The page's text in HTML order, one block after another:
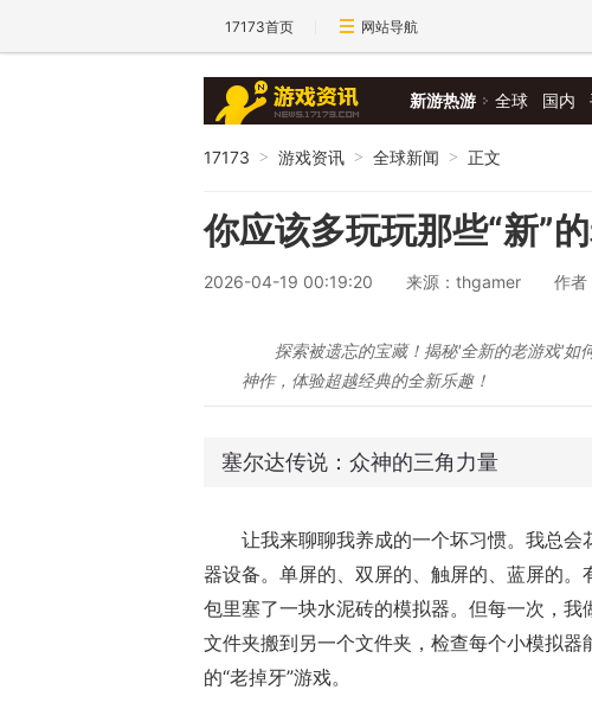
17173首页 网站导航
新游热游 全球 国内
17173 > 游戏资讯 > 全球新闻 > 正文
你应该多玩玩那些“新”
2026-04-19 00:19:20 来源：thgamer 作
探索被遗忘的宝藏！揭秘'全新的老游戏'如
神作，体验超越经典的全新乐趣！
塞尔达传说：众神的三角力量
让我来聊聊我养成的一个坏习惯。我总
器设备。单屏的、双屏的、触屏的、蓝屏的
包里塞了一块水泥砖的模拟器。但每一次，
文件夹搬到另一个文件夹，检查每个小模拟
的“老掉牙”游戏。